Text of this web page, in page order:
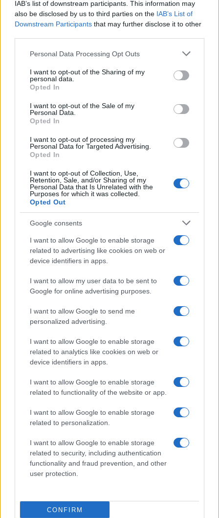
IAB’s list of downstream participants. This information may
also be disclosed by us to third parties on the IAB’s List of
Downstream Participants that may further disclose it to other
Please note that this website/app uses one or more Google
not limited to your visit or usage behaviour. You may click to
grant or deny consent to Google and its third-party tags to
use your data for below specified purposes in below Google
consent section.
Personal Data Processing Opt Outs
I want to opt-out of the Sharing of my
personal data.
Opted In
I want to opt-out of the Sale of my
Personal Data.
Opted In
I want to opt-out of processing my
Personal Data for Targeted Advertising.
Opted In
I want to opt-out of Collection, Use,
Retention, Sale, and/or Sharing of my
Personal Data that Is Unrelated with the
Purposes for which it was collected.
Opted Out
Google consents
I want to allow Google to enable storage
related to advertising like cookies on web or
device identifiers in apps.
I want to allow my user data to be sent to
Google for online advertising purposes.
I want to allow Google to send me
personalized advertising.
I want to allow Google to enable storage
related to analytics like cookies on web or
device identifiers in apps.
I want to allow Google to enable storage
related to functionality of the website or app.
I want to allow Google to enable storage
related to personalization.
I want to allow Google to enable storage
related to security, including authentication
functionality and fraud prevention, and other
user protection.
CONFIRM
Η Marathon χρηματοδοτείται κατά 50-90% από το
Ευρωπαϊκό Ταμείο Επενδύσεων, την Ευρωπαϊκή Τράπεζα
15-20%. Οι τρεις φορείς έχουν επενδύσει συνολικά 320
εκατ. δολάρια σε εννέα διαφορετικές εταιρείες venture
capital.
Πάντως, οι νέοι επιχειρηματίες περιγράφουν τη
διαδικασία έναρξης επιχείρησης στην Ελλάδα ως
υποστηρίζουν ότι μια χώρα μπορεί να επωφεληθεί από
τη φυγή εγκεφάλων, όταν οι νέοι επιστρέφουν
venture capitals θα μπορούσε να επιταχύνει αυτή την
διαδικασία.
δύο άλλες βρίσκονται στην αναμονή. Έχει σχέδια να
χρηματοδοτήσει συνολικά 20 επιχειρήσεις μέσα στην
προσεχή πενταετία. Ο διευθύνων σύμβουλός της, Π.
Παπαδόπουλος, εκτιμά ότι σε περίπτωση επιτυχίας θα
εργαζόμενους η κάθε μια.
TελευταίεςΕιδήσειςγια την Παιδεία και την εργασία
στο